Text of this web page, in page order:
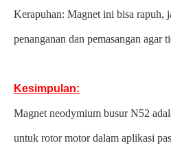
Kerapuhan: Magnet ini bisa rapuh,
penanganan dan pemasangan agar
Kesimpulan:
Magnet neodymium busur N52
untuk rotor motor dalam aplikasi